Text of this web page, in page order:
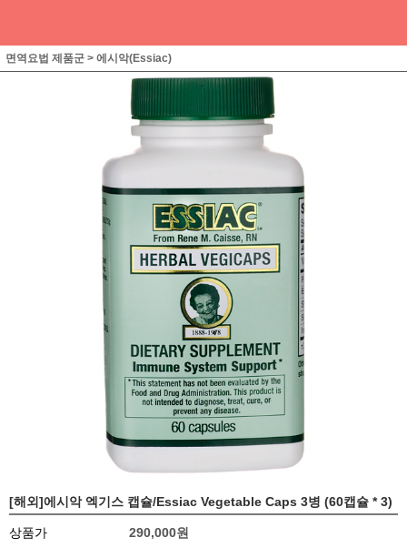
면역요법 제품군 > 에시악(Essiac)
[해외]에시악 엑기스 캡슐/Essiac Vegetable Caps 3병 (60캡슐 * 3)
상품가 290,000원